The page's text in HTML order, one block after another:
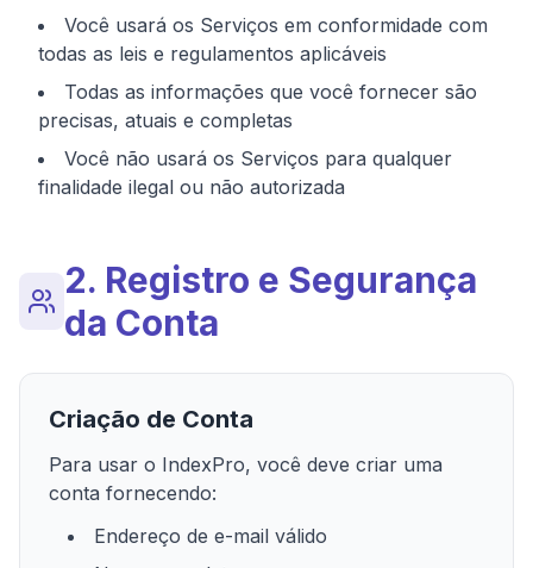
Você usará os Serviços em conformidade com
todas as leis e regulamentos aplicáveis
Todas as informações que você fornecer são
precisas, atuais e completas
Você não usará os Serviços para qualquer
finalidade ilegal ou não autorizada
2. Registro e Segurança
da Conta
Criação de Conta
Para usar o IndexPro, você deve criar uma
conta fornecendo:
Endereço de e-mail válido